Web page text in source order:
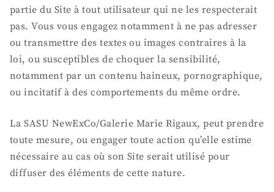
partie du Site à tout utilisateur qui ne les respecterait
pas. Vous vous engagez notamment à ne pas adresser
ou transmettre des textes ou images contraires à la
loi, ou susceptibles de choquer la sensibilité,
notamment par un contenu haineux, pornographique,
ou incitatif à des comportements du même ordre.
La SASU NewExCo/Galerie Marie Rigaux, peut prendre
toute mesure, ou engager toute action qu’elle estime
nécessaire au cas où son Site serait utilisé pour
diffuser des éléments de cette nature.